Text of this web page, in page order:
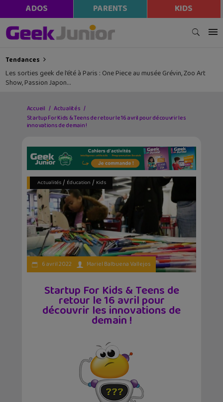
ADOS PARENTS KIDS
Tendances
Les sorties geek de l’été à Paris : One Piece au musée Grévin, Zoo Art
Show, Passion Japon…
Accueil
Actualités
Startup For Kids & Teens de retour le 16 avril pour découvrir les
innovations de demain !
Actualités/ Éducation / Kids
6 avril 2022 Mariel Balbuena Vallejos
Startup For Kids & Teens de
retour le 16 avril pour
découvrir les innovations de
demain !